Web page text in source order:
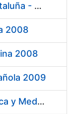
Gabinete Numismático de Cataluña - Museo Nacional de Arte de Cataluña 2008
2008
2008
2009
Departamento de Numismática y Medallística. Museo Arqueológico Nacional 2009